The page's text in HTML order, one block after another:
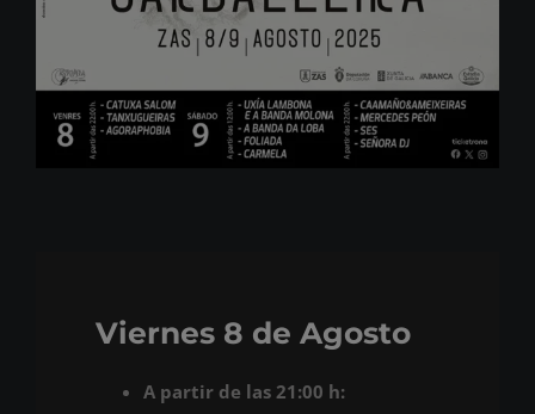
Viernes 8 de Agosto
A partir de las 21:00 h: